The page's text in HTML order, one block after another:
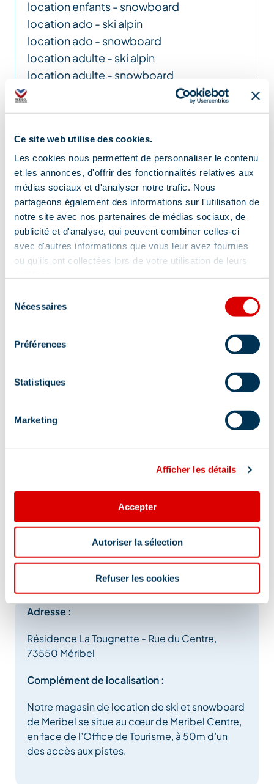
Ce site web utilise des cookies.
Les cookies nous permettent de personnaliser le contenu
et les annonces, d'offrir des fonctionnalités relatives aux
médias sociaux et d'analyser notre trafic. Nous
partageons également des informations sur l'utilisation de
notre site avec nos partenaires de médias sociaux, de
publicité et d'analyse, qui peuvent combiner celles-ci
avec d'autres informations que vous leur avez fournies
ou qu'ils ont collectées lors de votre utilisation de leurs
Nécessaires
Préférences
Statistiques
Marketing
Afficher les détails
Accepter
Autoriser la sélection
Refuser les cookies
location enfants - snowboard
location ado - ski alpin
location ado - snowboard
location adulte - ski alpin
location adulte - snowboard
Toujours plus de choix au bon prix sur
Pour les enfants
Service de location de matériel pour les
enfants
Localisation
Adresse :
Résidence La Tougnette - Rue du Centre,
73550 Méribel
Complément de localisation :
Notre magasin de location de ski et snowboard
de Meribel se situe au cœur de Meribel Centre,
en face de l’Office de Tourisme, à 50m d’un
des accès aux pistes.